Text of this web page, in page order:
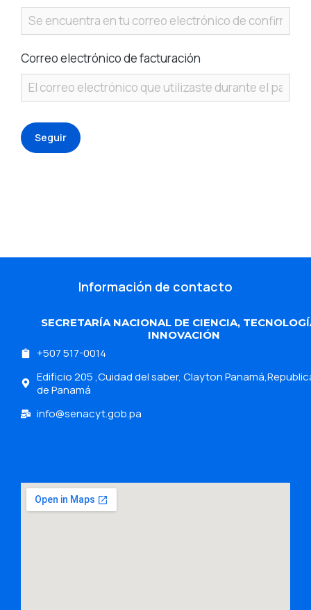
Correo electrónico de facturación
Seguir
Información de contacto
SECRETARÍA NACIONAL DE CIENCIA,
INNOVACIÓN
+507 517-0014
Edificio 205 ,Cuidad del saber, Clayton
de Panamá
info@senacyt.gob.pa